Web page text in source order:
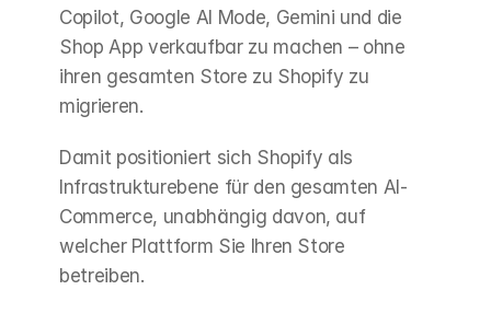
Copilot, Google AI Mode, Gemini und die
Shop App verkaufbar zu machen – ohne
ihren gesamten Store zu Shopify zu
migrieren.
Damit positioniert sich Shopify als
Infrastrukturebene für den gesamten AI-
Commerce, unabhängig davon, auf
welcher Plattform Sie Ihren Store
betreiben.